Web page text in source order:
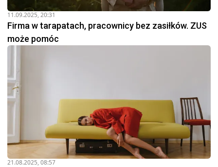
11.09.2025, 20:31
Firma w tarapatach, pracownicy bez zasiłków. ZUS
może pomóc
21.08.2025, 08:57